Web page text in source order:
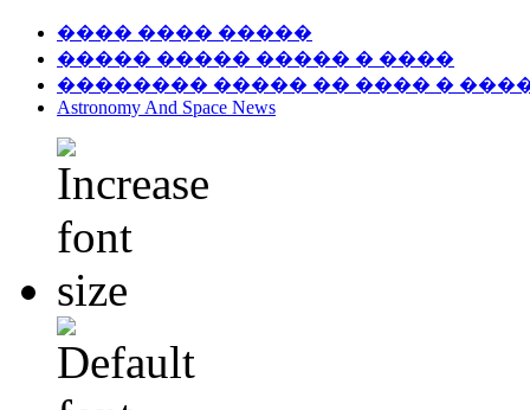
���� ���� �����
����� ����� ����� � ����
�������� ����� �� ���� �
Astronomy And Space News